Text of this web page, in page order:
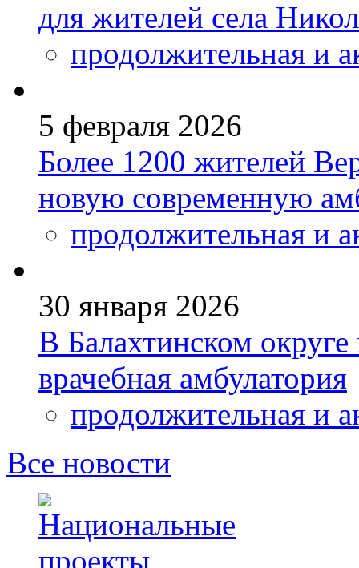
для жителей села
продолжительная и
5 февраля 2026
Более 1200 жителей
новую современную
продолжительная и
30 января 2026
В Балахтинском
врачебная амбулатория
продолжительная и
Все новости